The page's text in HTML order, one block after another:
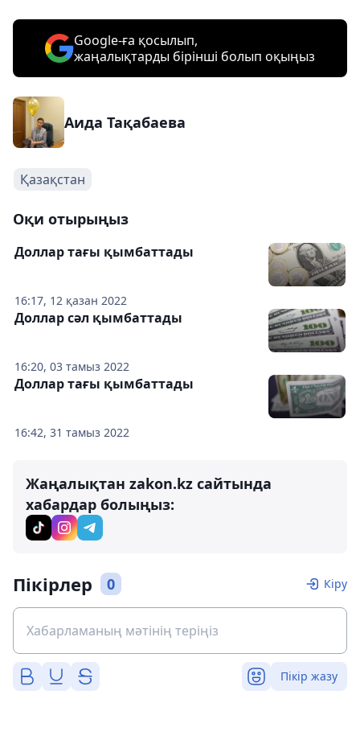
Google-ға қосылып,
жаңалықтарды бірінші болып оқыңыз
Аида Тақабаева
Қазақстан
Оқи отырыңыз
16:17, 12 қазан 2022
Доллар тағы қымбаттады
16:20, 03 тамыз 2022
Доллар сәл қымбаттады
16:42, 31 тамыз 2022
Доллар тағы қымбаттады
Жаңалықтан zakon.kz сайтында
хабардар болыңыз:
Пікірлер 0 Кіру
Пікір жазу